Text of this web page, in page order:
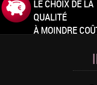
LE CHOIX DE LA
QUALITÉ
À MOINDRE